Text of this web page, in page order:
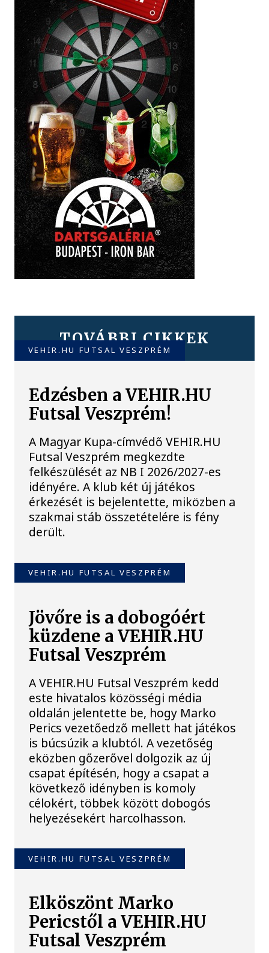
TOVÁBBI CIKKEK
VEHIR.HU FUTSAL VESZPRÉM
Edzésben a VEHIR.HU
Futsal Veszprém!
A Magyar Kupa-címvédő VEHIR.HU
Futsal Veszprém megkezdte
felkészülését az NB I 2026/2027-es
idényére. A klub két új játékos
érkezését is bejelentette, miközben a
szakmai stáb összetételére is fény
derült.
VEHIR.HU FUTSAL VESZPRÉM
Jövőre is a dobogóért
küzdene a VEHIR.HU
Futsal Veszprém
A VEHIR.HU Futsal Veszprém kedd
este hivatalos közösségi média
oldalán jelentette be, hogy Marko
Perics vezetőedző mellett hat játékos
is búcsúzik a klubtól. A vezetőség
eközben gőzerővel dolgozik az új
csapat építésén, hogy a csapat a
következő idényben is komoly
célokért, többek között dobogós
helyezésekért harcolhasson.
VEHIR.HU FUTSAL VESZPRÉM
Elköszönt Marko
Pericstől a VEHIR.HU
Futsal Veszprém